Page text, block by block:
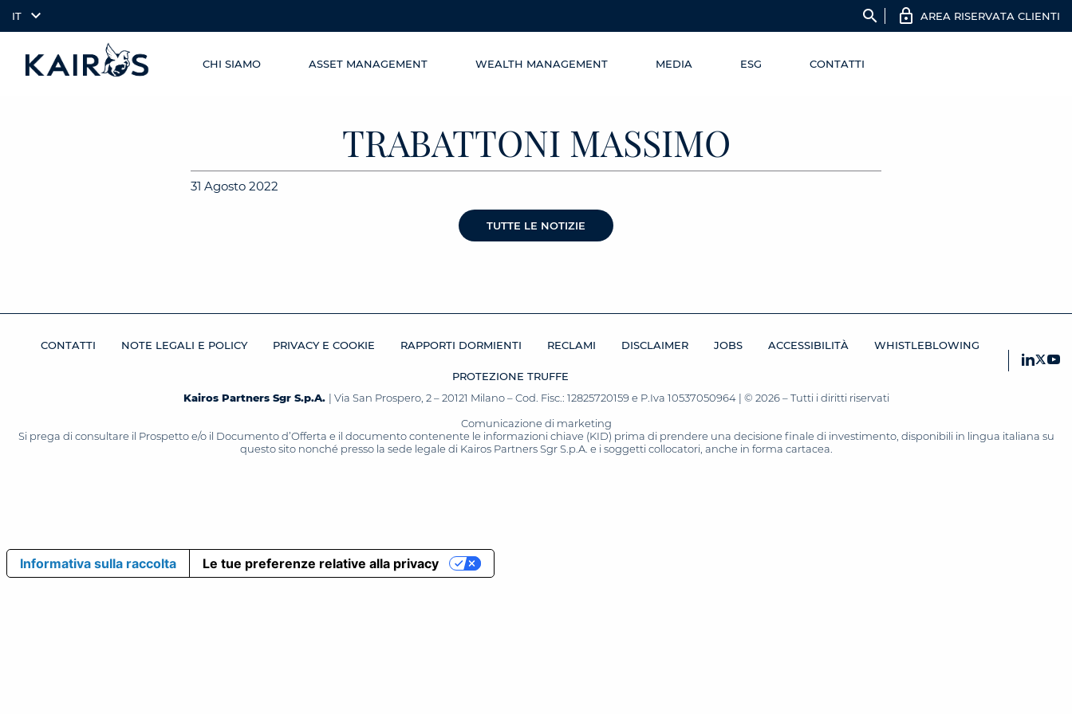
IT search AREA RISERVATA CLIENTI
CHI SIAMO ASSET MANAGEMENT WEALTH MANAGEMENT MEDIA ESG CONTATTI
TRABATTONI MASSIMO
31 Agosto 2022
TUTTE LE NOTIZIE
CONTATTI NOTE LEGALI E POLICY PRIVACY E COOKIE RAPPORTI DORMIENTI RECLAMI DISCLAIMER JOBS ACCESSIBILITÀ WHISTLEBLOWING
PROTEZIONE TRUFFE
Kairos Partners Sgr S.p.A. | Via San Prospero, 2 – 20121 Milano – Cod. Fisc.: 12825720159 e P.Iva 10537050964 | © 2026 – Tutti i diritti riservati
Comunicazione di marketing
Si prega di consultare il Prospetto e/o il Documento d’Offerta e il documento contenente le informazioni chiave (KID) prima di prendere una decisione finale di investimento, disponibili in lingua italiana su
questo sito nonché presso la sede legale di Kairos Partners Sgr S.p.A. e i soggetti collocatori, anche in forma cartacea.
Informativa sulla raccolta Le tue preferenze relative alla privacy